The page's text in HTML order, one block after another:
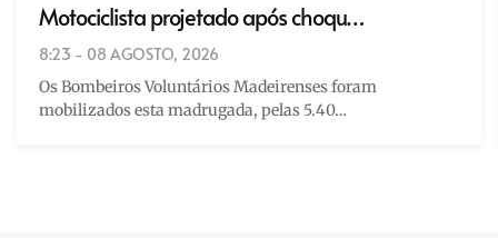
Motociclista projetado após choqu…
8:23 - 08 AGOSTO, 2026
Os Bombeiros Voluntários Madeirenses foram
mobilizados esta madrugada, pelas 5.40…